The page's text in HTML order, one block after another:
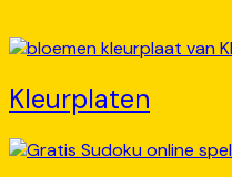
Kleurplaten